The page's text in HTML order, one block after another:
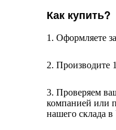
Как купить?
1. Оформляете
2. Производите
3. Проверяем
компанией или
нашего склада